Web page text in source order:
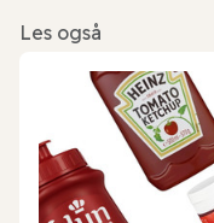
Les også